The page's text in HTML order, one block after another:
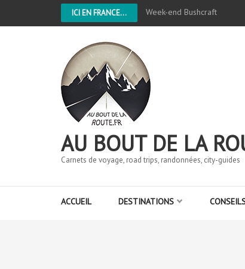
ICI EN FRANCE... Week-end Bushcraft
AU BOUT DE LA
Carnets de voyage, road trips, randonnées, city-guides
ACCUEIL DESTINATIONS